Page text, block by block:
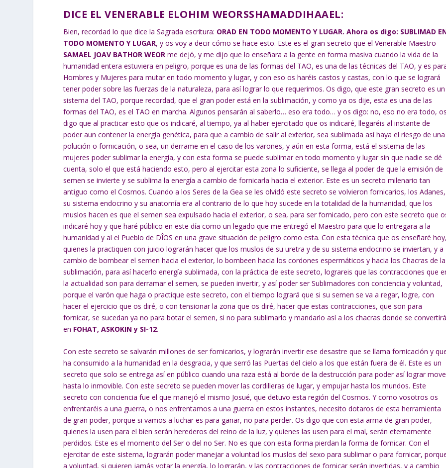
DICE EL VENERABLE ELOHIM WEORSSHAMADDIHAAEL:
Bien, recordad lo que dice la Sagrada escritura: ORAD EN TODO MOMENTO Y LUGAR. Ahora os digo: SUBLIMAD
TODO MOMENTO Y LUGAR, y os voy a decir cómo se hace esto. Este es el gran secreto que el Venerable Maestro
SAMAEL JOAV BATHOR WEOR me dejó, y me dijo que lo enseñara a la gente en forma masiva cuando la vida de la
humanidad entera estuviera en peligro, porque es una de las formas del TAO, es una de las técnicas del TAO, y es
Hombres y Mujeres para mutar en todo momento y lugar, y con eso os haréis castos y castas, con lo que se logrará
tener poder sobre las fuerzas de la naturaleza, para así lograr lo que requerimos. Os digo, que este gran secreto es un
sistema del TAO, porque recordad, que el gran poder está en la sublimación, y como ya os dije, esta es una de las
formas del TAO, es el TAO en marcha. Algunos pensarán al saberlo… eso era todo… y os digo: no, eso no era todo,
digo que al practicar esto que os indicaré, al tiempo, ya al haber ejercitado que os indicaré, llegaréis al instante de
poder aun contener la energía genética, para que a cambio de salir al exterior, sea sublimada así haya el riesgo de una
polución o fornicación, o sea, un derrame en el caso de los varones, y aún en esta forma, está el sistema de las
mujeres poder sublimar la energía, y con esta forma se puede sublimar en todo momento y lugar sin que nadie se dé
cuenta, solo el que está haciendo esto, pero al ejercitar esta zona lo suficiente, se llega al poder de que la emisión de
semen se invierte y se sublima la energía a cambio de fornicarla hacia el exterior. Este es un secreto milenario tan
antiguo como el Cosmos. Cuando a los Seres de la Gea se les olvidó este secreto se volvieron fornicarios, los Adanes,
su sistema endocrino y su anatomía era al contrario de lo que hoy sucede en la totalidad de la humanidad, que los
muslos hacen es que el semen sea expulsado hacia el exterior, o sea, para ser fornicado, pero con este secreto que
indicaré hoy y que haré público en este día como un legado que me entregó el Maestro para que lo entregara a la
humanidad y al el Pueblo de DÎOS en una grave situación de peligro como esta. Con esta técnica que os enseñaré
quienes la practiquen con juicio lograrán hacer que los muslos de su uretra y de su sistema endocrino se inviertan, y a
cambio de bombear el semen hacia el exterior, lo bombeen hacia los cordones espermáticos y hacia los Chacras de la
sublimación, para así hacerlo energía sublimada, con la práctica de este secreto, lograreis que las contracciones que
la actualidad son para derramar el semen, se pueden invertir, y así poder ser Sublimadores con conciencia y voluntad,
porque el varón que haga o practique este secreto, con el tiempo logrará que si su semen se va a regar, logre, con
hacer el ejercicio que os diré, o con tensionar la zona que os diré, hacer que estas contracciones, que son para
fornicar, se sucedan ya no para botar el semen, si no para sublimarlo y mandarlo así a los chacras donde se
en FOHAT, ASKOKIN y SI-12.
Con este secreto se salvarán millones de ser fornicarios, y lograrán invertir ese desastre que se llama fornicación y
ha consumido a la humanidad en la desgracia, y que serró las Puertas del cielo a los que están fuera de él. Este es un
secreto que solo se entrega así en público cuando una raza está al borde de la destrucción para poder así lograr
hasta lo inmovible. Con este secreto se pueden mover las cordilleras de lugar, y empujar hasta los mundos. Este
secreto con conciencia fue el que manejó el mismo Josué, que detuvo esta región del Cosmos. Y como vosotros os
enfrentaréis a una guerra, o nos enfrentamos a una guerra en estos instantes, necesito dotaros de esta herramienta
de gran poder, porque si vamos a luchar es para ganar, no para perder. Os digo que con esta arma de gran poder,
quienes la usen para el bien serán herederos del reino de la luz, y quienes las usen para el mal, serán eternamente
perdidos. Este es el momento del Ser o del no Ser. No es que con esta forma pierdan la forma de fornicar. Con el
ejercitar de este sistema, lograrán poder manejar a voluntad los muslos del sexo para sublimar o para fornicar,
a voluntad, si quieren jamás votar la energía, lo lograrán, y las contracciones de fornicar serán invertidas, y a cambio